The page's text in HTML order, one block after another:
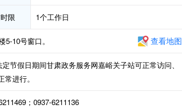
限 1个工作日
10号窗口。 查看地图
节假日期间甘肃政务服务网嘉峪关子站可正常访问、
进行。
；0937-6211136